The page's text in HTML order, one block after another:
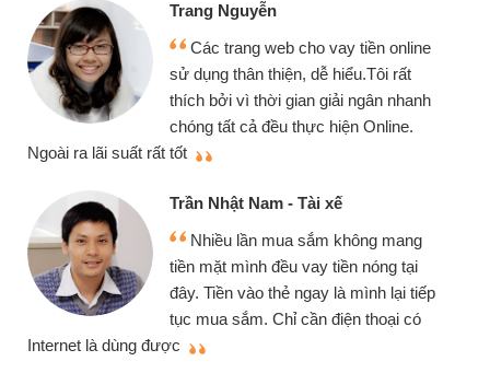
Trang Nguyễn
Các trang web cho vay tiền online
sử dụng thân thiện, dễ hiểu.Tôi rất
thích bởi vì thời gian giải ngân nhanh
chóng tất cả đều thực hiện Online.
Ngoài ra lãi suất rất tốt
Trần Nhật Nam - Tài xế
Nhiều lần mua sắm không mang
tiền mặt mình đều vay tiền nóng tại
đây. Tiền vào thẻ ngay là mình lại tiếp
tục mua sắm. Chỉ cần điện thoại có
Internet là dùng được